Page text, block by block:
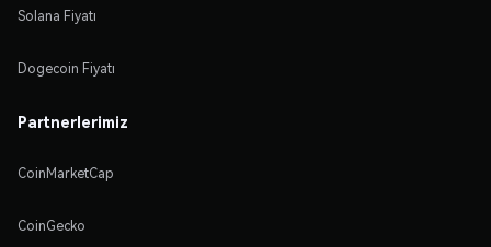
Solana Fiyatı
Dogecoin Fiyatı
Partnerlerimiz
CoinMarketCap
CoinGecko